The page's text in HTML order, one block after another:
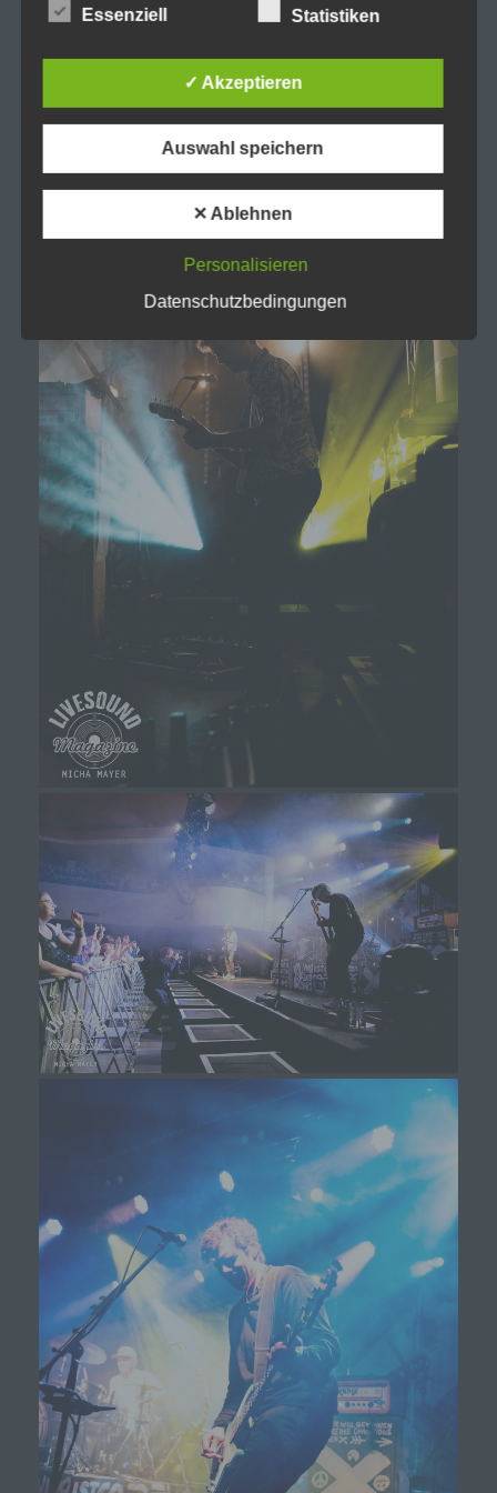
Verantwortlicher ist die natürliche oder juristische
Person, Behörde, Einrichtung oder andere Stelle,
personenbezogenen Daten entscheidet. Sind die
Zwecke und Mittel dieser Verarbeitung durch das
Unionsrecht oder das Recht der Mitgliedstaaten
vorgegeben, so kann der Verantwortliche
beziehungsweise können die bestimmten
vorgesehen werden.
h) Auftragsverarbeiter
Auftragsverarbeiter ist eine natürliche oder
juristische Person, Behörde, Einrichtung oder
andere Stelle, die personenbezogene Daten im
Auftrag des Verantwortlichen verarbeitet.
i) Empfänger
Empfänger ist eine natürliche oder juristische
Person, Behörde, Einrichtung oder andere Stelle,
der personenbezogene Daten offengelegt
werden, unabhängig davon, ob es sich bei ihr um
einen Dritten handelt oder nicht. Behörden, die im
Rahmen eines bestimmten
Untersuchungsauftrags nach dem Unionsrecht
oder dem Recht der Mitgliedstaaten
möglicherweise personenbezogene Daten
erhalten, gelten jedoch nicht als Empfänger.
Dritter ist eine natürliche oder juristische Person,
Behörde, Einrichtung oder andere Stelle außer
der betroffenen Person, dem Verantwortlichen,
dem Auftragsverarbeiter und den Personen, die
unter der unmittelbaren Verantwortung des
Verantwortlichen oder des Auftragsverarbeiters
befugt sind, die personenbezogenen Daten zu
verarbeiten.
k) Einwilligung
Einwilligung ist jede von der betroffenen Person
freiwillig für den bestimmten Fall in informierter
Weise und unmissverständlich abgegebene
Willensbekundung in Form einer Erklärung oder
einer sonstigen eindeutigen bestätigenden
Handlung, mit der die betroffene Person zu
verstehen gibt, dass sie mit der Verarbeitung der
sie betreffenden personenbezogenen Daten
einverstanden ist.
Name und Anschrift des für die Verarbeitung
Verantwortlichen
Verantwortlicher im Sinne der Datenschutz-
Grundverordnung, sonstiger in den Mitgliedstaaten der
Europäischen Union geltenden Datenschutzgesetze
und anderer Bestimmungen mit
datenschutzrechtlichem Charakter ist die:
Essenziell Statistiken
✓ Akzeptieren
Auswahl speichern
✕ Ablehnen
Personalisieren
Datenschutzbedingungen